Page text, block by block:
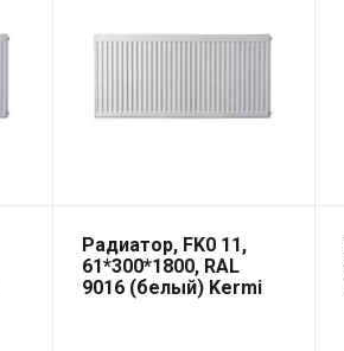
Радиатор, FK0 11,
61*300*1800, RAL
9016 (белый) Kermi